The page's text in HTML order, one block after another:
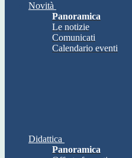
Novità
Panoramica
Le notizie
Comunicati
Calendario eventi
Didattica
Panoramica